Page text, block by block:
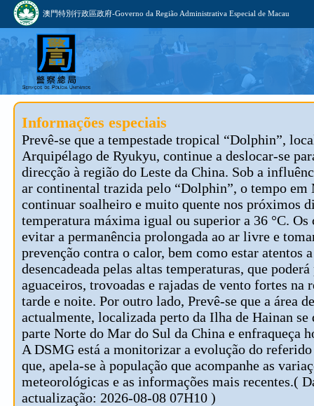
澳門特別行政區政府-Governo da Região Administrativa Especial de Macau
Informações especiais
Prevê-se que a tempestade tropical “Dolphin”,
Arquipélago de Ryukyu, continue a deslocar-se
direcção à região do Leste da China. Sob a
ar continental trazida pelo “Dolphin”, o tempo em
continuar soalheiro e muito quente nos próximos
temperatura máxima igual ou superior a 36 °C. Os
evitar a permanência prolongada ao ar livre e
prevenção contra o calor, bem como estar atentos
desencadeada pelas altas temperaturas, que
aguaceiros, trovoadas e rajadas de vento fortes na
tarde e noite. Por outro lado, Prevê-se que a área
actualmente, localizada perto da Ilha de Hainan se
parte Norte do Mar do Sul da China e enfraqueça
A DSMG está a monitorizar a evolução do
que, apela-se à população que acompanhe as
meteorológicas e as informações mais recentes.(
actualização: 2026-08-08 07H10 )